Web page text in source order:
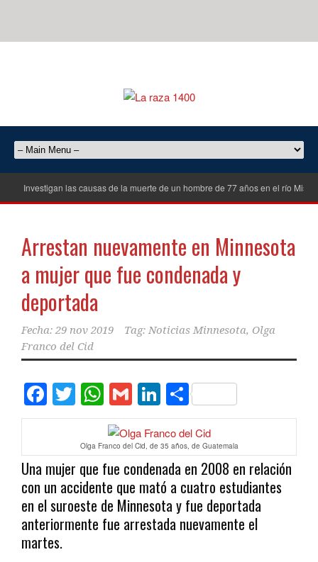
Investigan las causas de la muerte de un hombre de 77 años en el río
Arrestan nuevamente en Minnesota
a mujer que fue condenada y
deportada
Fecha: 29 nov 2019 Tag: Noticias Minnesota, Olga
Franco del Cid
Facebook
Twitter
WhatsApp
GmailLinkedIn
Compartir
Olga Franco del Cid, de 35 años, de Guatemala
Una mujer que fue condenada en 2008 en relación
con un accidente que mató a cuatro estudiantes
en el suroeste de Minnesota y fue deportada
anteriormente fue arrestada nuevamente el
martes.